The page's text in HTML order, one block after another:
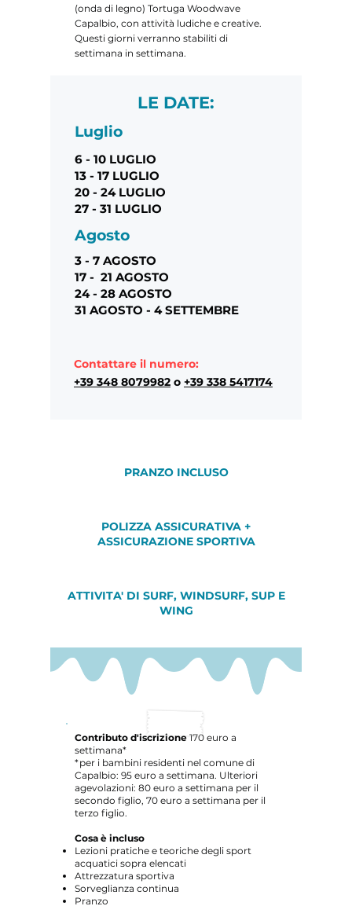
(onda di legno) Tortuga Woodwave
Capalbio, con attività ludiche e creative.
Questi giorni verranno stabiliti di
settimana in settimana.
LE DATE:
Luglio
6 - 10 LUGLIO
13 - 17 LUGLIO
20 - 24 LUGLIO
27 - 31 LUGLIO
Agosto
3 - 7 AGOSTO
17 - 21 AGOSTO
24 - 28 AGOSTO
31 AGOSTO - 4 SETTEMBRE
Contattare il numero:
+39 348 8079982 o +39 338 5417174
PRANZO INCLUSO
POLIZZA ASSICURATIVA +
ASSICURAZIONE SPORTIVA
ATTIVITA' DI SURF, WINDSURF, SUP E
WING
Contributo d'iscrizione 170 euro a
settimana*
*per i bambini residenti nel comune di
Capalbio: 95 euro a settimana. Ulteriori
agevolazioni: 80 euro a settimana per il
secondo figlio, 70 euro a settimana per il
terzo figlio.
Cosa è incluso
Lezioni pratiche e teoriche degli sport
acquatici sopra elencati
Attrezzatura sportiva
Sorveglianza continua
Pranzo